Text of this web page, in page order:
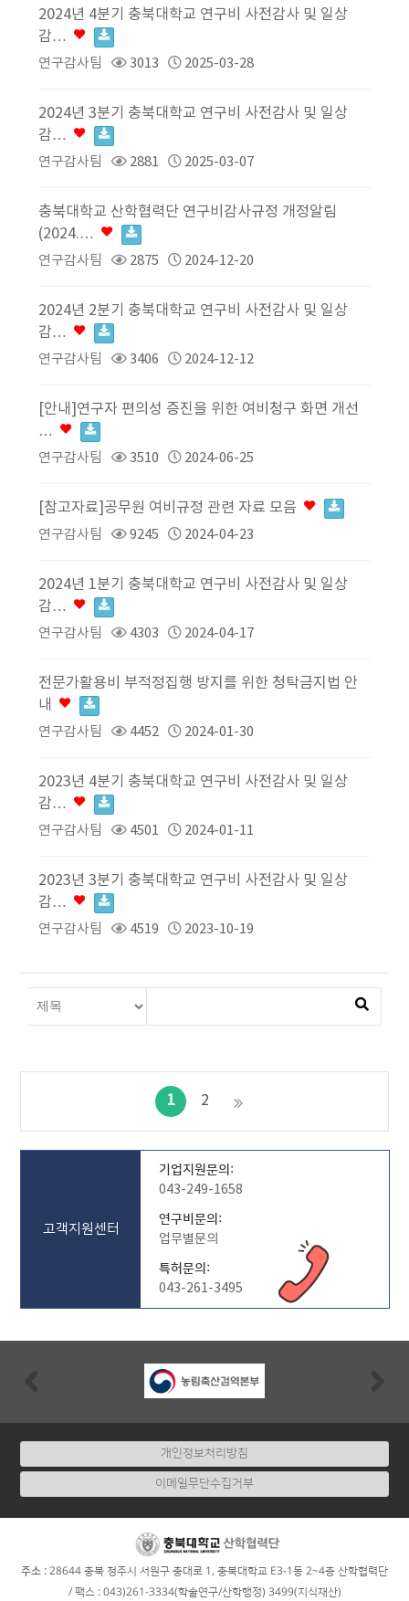
2024년 4분기 충북대학교 연구비 사전감사 및 일상
감…
연구감사팀 3013 2025-03-28
2024년 3분기 충북대학교 연구비 사전감사 및 일상
감…
연구감사팀 2881 2025-03-07
충북대학교 산학협력단 연구비감사규정 개정알림
(2024.…
연구감사팀 2875 2024-12-20
2024년 2분기 충북대학교 연구비 사전감사 및 일상
감…
연구감사팀 3406 2024-12-12
[안내]연구자 편의성 증진을 위한 여비청구 화면 개선
…
연구감사팀 3510 2024-06-25
[참고자료]공무원 여비규정 관련 자료 모음
연구감사팀 9245 2024-04-23
2024년 1분기 충북대학교 연구비 사전감사 및 일상
감…
연구감사팀 4303 2024-04-17
전문가활용비 부적정집행 방지를 위한 청탁금지법 안
내
연구감사팀 4452 2024-01-30
2023년 4분기 충북대학교 연구비 사전감사 및 일상
감…
연구감사팀 4501 2024-01-11
2023년 3분기 충북대학교 연구비 사전감사 및 일상
감…
연구감사팀 4519 2023-10-19
1 2
고객지원센터
기업지원문의:
043-249-1658
연구비문의:
업무별문의
특허문의:
043-261-3495
개인정보처리방침
이메일무단수집거부
주소 : 28644 충북 청주시 서원구 충대로 1, 충북대학교 E3-1동 2~4층 산학협력단
/ 팩스 : 043)261-3334(학술연구/산학행정) 3499(지식재산)